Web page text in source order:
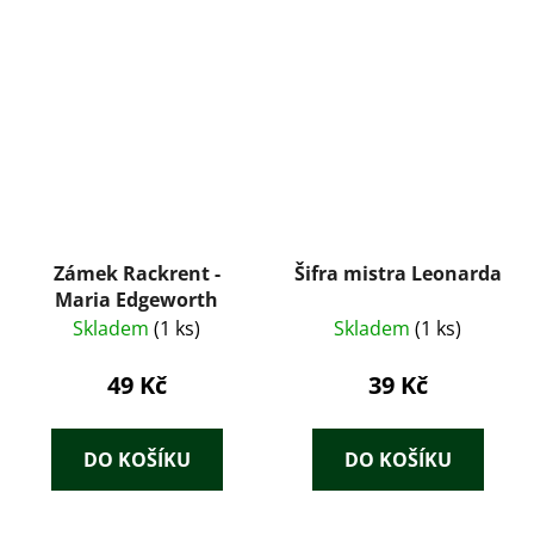
Zámek Rackrent -
Maria Edgeworth
Skladem (1 ks)
49 Kč
DO KOŠÍKU
Šifra mistra Leonarda
Skladem (1 ks)
39 Kč
DO KOŠÍKU